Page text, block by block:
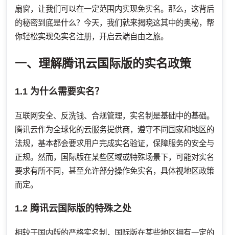
扇窗，让我们可以在一定范围内实现免实名。那么，这背后
的秘密到底是什么？今天，我们就来揭晓这其中的奥秘，帮
你轻松实现免实名注册，开启云端自由之旅。
一、理解腾讯云国际版的实名政策
1.1 为什么需要实名？
互联网安全、反洗钱、合规管理，实名制是基础中的基础。
腾讯云作为全球化的云服务提供商，遵守不同国家和地区的
法规，基本都会要求用户完成实名验证，保障服务的安全与
正规。然而，国际版在某些区域或特殊场景下，可能对实名
要求有所不同，甚至允许部分操作免实名，具体视地区政策
而定。
1.2 腾讯云国际版的特殊之处
相较于国内版的严格实名制，国际版在某些地区拥有一定的